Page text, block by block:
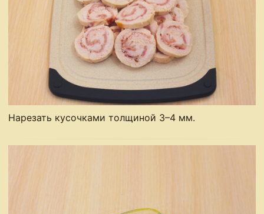
Нарезать кусочками толщиной 3–4 мм.